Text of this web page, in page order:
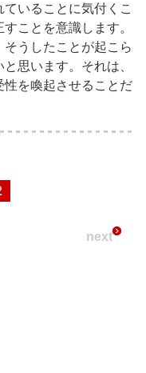
いることに気付くこ
ことを意識します。
うしたことが起こら
思います。それは、
性を喚起させることだ
next